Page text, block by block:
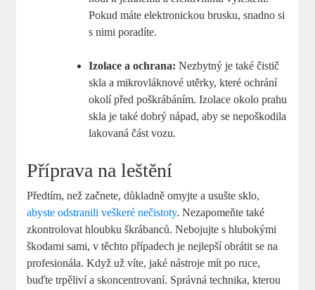
Pokud máte ‍elektronickou brusku,‍ snadno​ si
s nimi poradíte.
Izolace a ochrana: ⁢Nezbytný je ​také čistič
skla a mikrovláknové utěrky, které ochrání
okolí před poškrábáním. Izolace okolo prahu
skla je také⁢ dobrý nápad, aby se nepoškodila
lakovaná část vozu.
Příprava‌ na leštění
Předtím, než⁣ začnete, důkladně omyjte a usušte sklo,
abyste odstranili veškeré nečistoty. Nezapomeňte také
zkontrolovat hloubku škrábanců. Nebojujte s​ hlubokými
škodami sami, v těchto případech ⁢je ⁣nejlepší obrátit se na
profesionála.‌ Když ‍už ‌víte, jaké nástroje mít ‍po ruce,
buďte trpěliví a skoncentrovaní. Správná technika, kterou